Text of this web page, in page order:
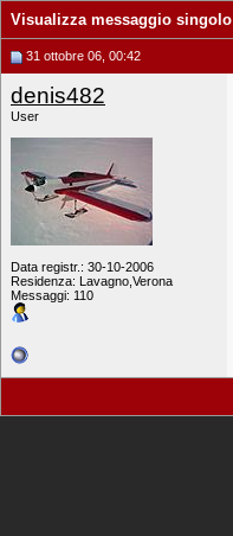
Visualizza messaggio singolo
31 ottobre 06, 00:42
denis482
User
Data registr.: 30-10-2006
Residenza: Lavagno,Verona
Messaggi: 110